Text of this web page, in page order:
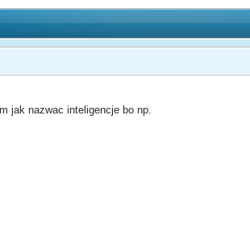
jak nazwac inteligencje bo np.